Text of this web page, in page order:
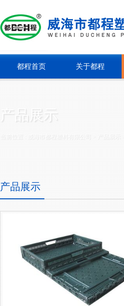
都程首页 关于都程
产品展示
当前位置 : 威海市都程塑料有限公司 > 产品展示 >
产品展示